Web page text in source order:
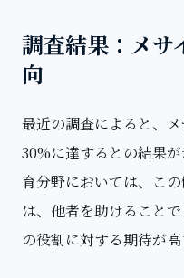
調査結果：メサ
向
最近の調査によると、
30%に達するとの結果
育分野においては、こ
は、他者を助けること
の役割に対する期待が高